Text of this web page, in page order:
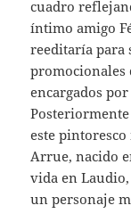
cuadro
íntimo amigo
reeditaría para
promocionales
encargados
este
Arrue, nacido
vida en
un personaje